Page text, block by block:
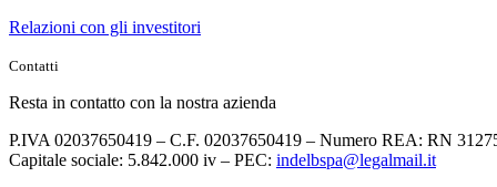
Relazioni con gli investitori
Contatti
Resta in contatto con la nostra azienda
P.IVA 02037650419 – C.F. 02037650419 – Numero REA: RN
Capitale sociale: 5.842.000 iv – PEC: indelbspa@legalmail.it